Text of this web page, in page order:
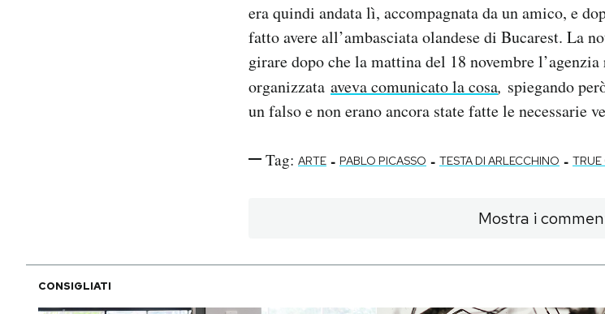
era quindi andata lì, accompagnata da un amico, e
fatto avere all’ambasciata olandese di Bucarest. La
girare dopo che la mattina del 18 novembre
organizzata aveva comunicato la cosa, spiegando
un falso e non erano ancora state fatte le necessarie
Tag: ARTE - PABLO PICASSO - TESTA DI ARLECCHINO - TRUE
Mostra i
CONSIGLIATI